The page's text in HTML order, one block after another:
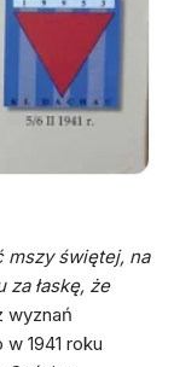
mszy świętej, na
za łaskę, że
wyznań
1941 roku